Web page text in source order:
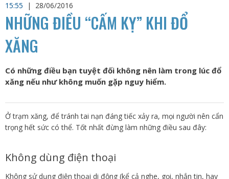
15:55
| 28/06/2016
NHỮNG ĐIỀU “CẤM KỴ” KHI ĐỔ
XĂNG
Có những điều bạn tuyệt đối không nên làm trong lúc đổ
xăng nếu như không muốn gặp nguy hiểm.
Ở trạm xăng, để tránh tai nạn đáng tiếc xảy ra, mọi người nên cẩn
trọng hết sức có thể. Tốt nhất đừng làm những điều sau đây:
Không dùng điện thoại
Không sử dụng điện thoại di động (kể cả nghe, gọi, nhắn tin, hay